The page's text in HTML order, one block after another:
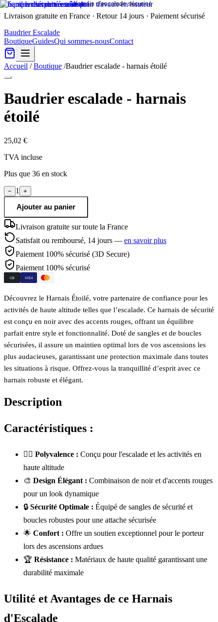
Livraison gratuite en France · Retour 14 jours · Paiement sécurisé
Baudrier Escalade
BoutiqueGuidesQui sommes-nousContact
Accueil / Boutique /Baudrier escalade - harnais étoilé
Baudrier escalade - harnais
étoilé
25,02 €
TVA incluse
Plus que 36 en stock
− 1 +
Ajouter au panier
Livraison gratuite sur toute la France
Satisfait ou remboursé, 14 jours — en savoir plus
Paiement 100% sécurisé (3D Secure)
Paiement 100% sécurisé
CB VISA
Découvrez le Harnais Étoilé, votre partenaire de confiance pour les
activités de haute altitude telles que l’escalade. Ce harnais de sécurité
est conçu en noir avec des accents rouges, offrant un équilibre
parfait entre style et fonctionnalité. Doté de sangles et de boucles
sécurisées, il assure un maintien optimal lors de vos ascensions les
plus audacieuses, garantissant une protection maximale dans toutes
les situations à risque. Offrez-vous la tranquillité d’esprit avec ce
harnais robuste et élégant.
Description
Caractéristiques :
🧗‍♂️ Polyvalence : Conçu pour l'escalade et les activités en
haute altitude
🎨 Design Élégant : Combinaison de noir et d'accents rouges
pour un look dynamique
🔒 Sécurité Optimale : Équipé de sangles de sécurité et
boucles robustes pour une attache sécurisée
🌟 Confort : Offre un soutien exceptionnel pour le porteur
lors des ascensions ardues
🏆 Résistance : Matériaux de haute qualité garantissant une
durabilité maximale
Utilité et Avantages de ce Harnais
d'Escalade